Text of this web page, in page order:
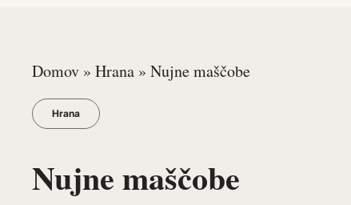
Domov » Hrana » Nujne maščobe
Hrana
Nujne maščobe